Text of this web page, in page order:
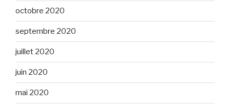
octobre 2020
septembre 2020
juillet 2020
juin 2020
mai 2020